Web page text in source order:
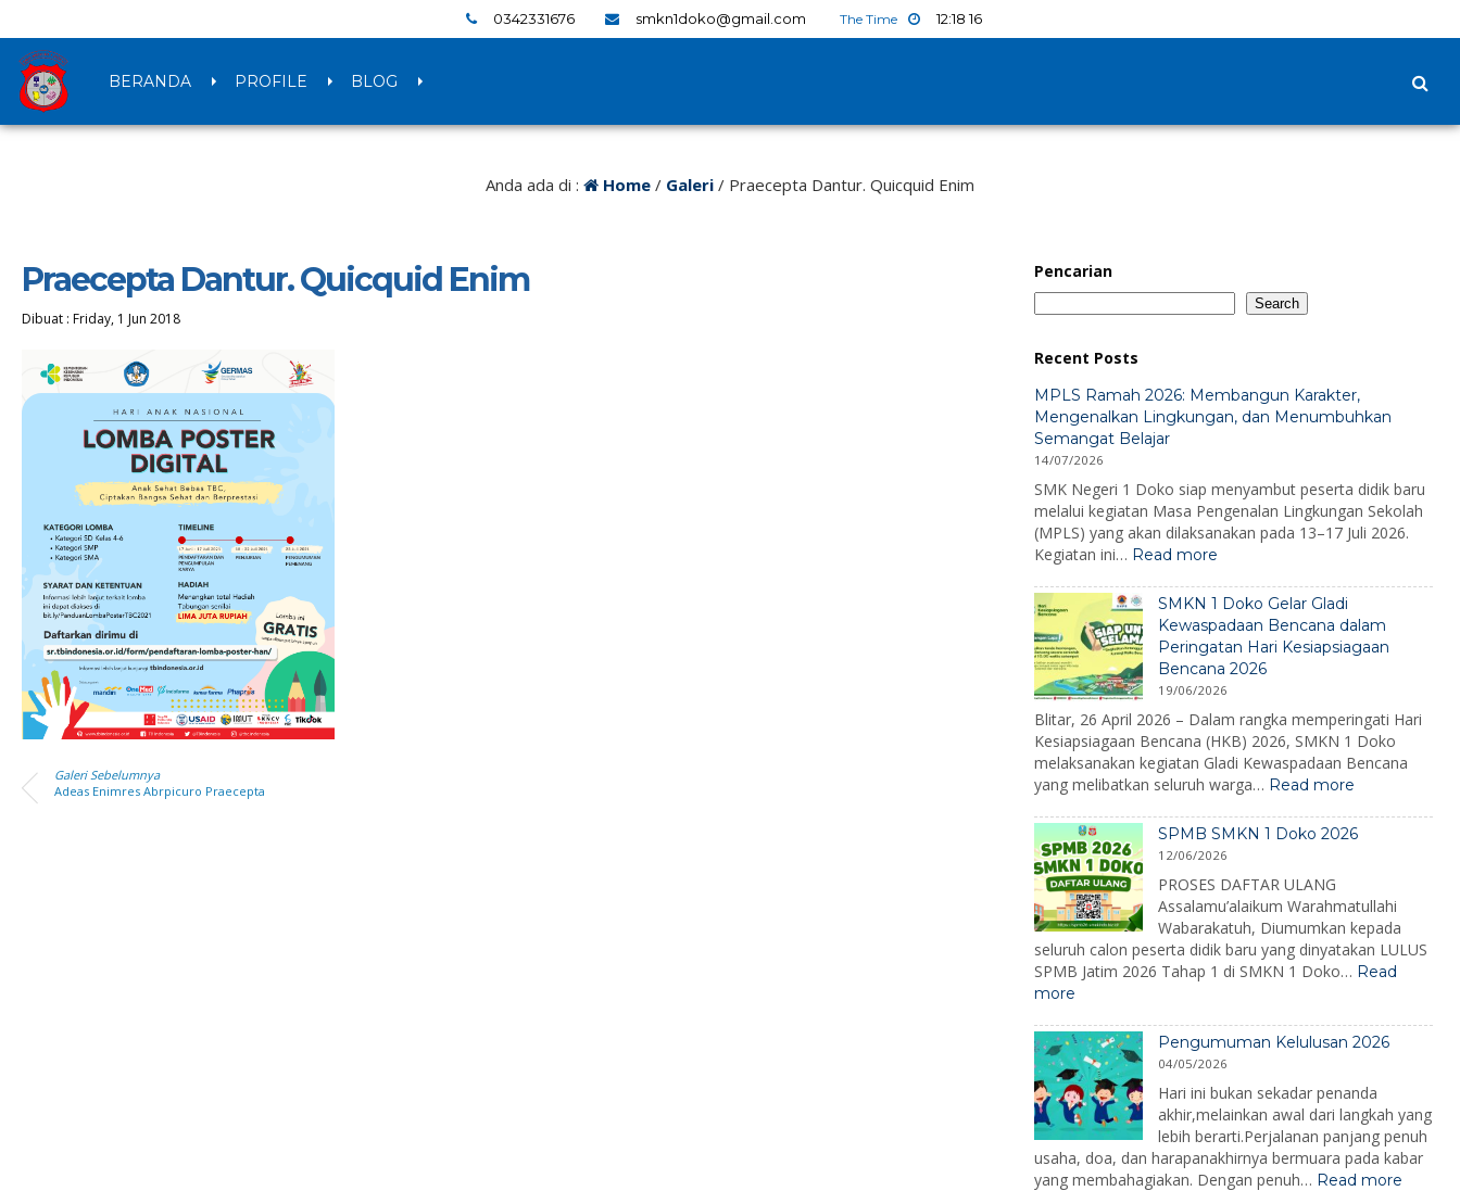
0342331676 smkn1doko@gmail.com 12:18 16
BERANDA PROFILE BLOG
Anda ada di : Home / Galeri / Praecepta Dantur. Quicquid Enim
Praecepta Dantur. Quicquid Enim
Dibuat : Friday, 1 Jun 2018
Galeri Sebelumnya
Adeas Enimres Abrpicuro Praecepta
Pencarian
Search
Recent Posts
MPLS Ramah 2026: Membangun Karakter,
Mengenalkan Lingkungan, dan Menumbuhkan
Semangat Belajar
14/07/2026
SMK Negeri 1 Doko siap menyambut peserta didik baru
melalui kegiatan Masa Pengenalan Lingkungan Sekolah
(MPLS) yang akan dilaksanakan pada 13–17 Juli 2026.
Kegiatan ini… Read more:
Ramah
2026:
Membangun
Karakter,
Mengenalkan
Lingkungan,
Menumbuhkan
Semangat
Belajar
SMKN 1 Doko Gelar Gladi
Kewaspadaan Bencana dalam
Peringatan Hari Kesiapsiagaan
Bencana 2026
19/06/2026
Blitar, 26 April 2026 – Dalam rangka memperingati Hari
Kesiapsiagaan Bencana (HKB) 2026, SMKN 1 Doko
melaksanakan kegiatan Gladi Kewaspadaan Bencana
yang melibatkan seluruh warga… Read more:
1
Doko
Kewaspadaan
Bencana
dalam
Peringatan
Hari
2026
SPMB SMKN 1 Doko 2026
12/06/2026
PROSES DAFTAR ULANG
Assalamu’alaikum Warahmatullahi
Wabarakatuh, Diumumkan kepada
seluruh calon peserta didik baru yang dinyatakan LULUS
SPMB Jatim 2026 Tahap 1 di SMKN 1 Doko… Read
more:
SMKN
1
Doko
2026
Pengumuman Kelulusan 2026
04/05/2026
Hari ini bukan sekadar penanda
akhir,melainkan awal dari langkah yang
lebih berarti.Perjalanan panjang penuh
usaha, doa, dan harapanakhirnya bermuara pada kabar
yang membahagiakan. Dengan penuh… Read more: